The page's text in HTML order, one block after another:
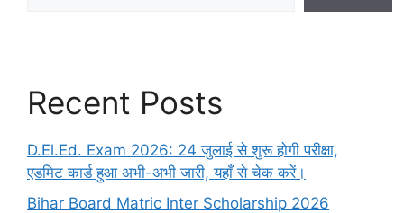
Recent Posts
D.El.Ed. Exam 2026: 24 जुलाई से शुरू होगी परीक्षा,
एडमिट कार्ड हुआ अभी-अभी जारी, यहाँ से चेक करें।
Bihar Board Matric Inter Scholarship 2026